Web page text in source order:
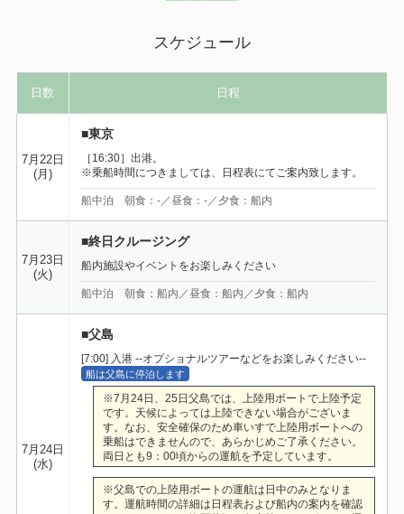
スケジュール
日数 日程
7月22日
(月)
■東京
［16:30］出港。
※乗船時間につきましては、日程表にてご案内致します。
船中泊 朝食：-／昼食：-／夕食：船内
7月23日
(火)
■終日クルージング
船内施設やイベントをお楽しみください
船中泊 朝食：船内／昼食：船内／夕食：船内
7月24日
(水)
■父島
[7:00] 入港 --オプショナルツアーなどをお楽しみください--
船は父島に停泊します
※7月24日、25日父島では、上陸用ボートで上陸予定
です。天候によっては上陸できない場合がございま
す。なお、安全確保のため車いすで上陸用ボートへの
乗船はできませんので、あらかじめご了承ください。
両日とも9：00頃からの運航を予定しています。
※父島での上陸用ボートの運航は日中のみとなりま
す。運航時間の詳細は日程表および船内の案内を確認